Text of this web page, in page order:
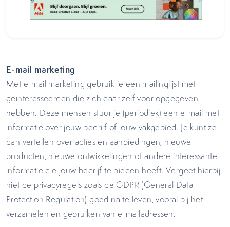
E-mail marketing
Met e-mail marketing gebruik je een mailinglijst met
geïnteresseerden die zich daar zelf voor opgegeven
hebben. Deze mensen stuur je (periodiek) een e-mail met
informatie over jouw bedrijf of jouw vakgebied. Je kunt ze
dan vertellen over acties en aanbiedingen, nieuwe
producten, nieuwe ontwikkelingen of andere interessante
informatie die jouw bedrijf te bieden heeft. Vergeet hierbij
niet de privacyregels zoals de GDPR (General Data
Protection Regulation) goed na te leven, vooral bij het
verzamelen en gebruiken van e-mailadressen.